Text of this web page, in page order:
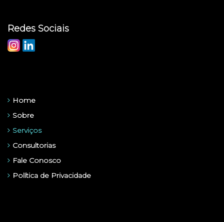
Redes Sociais
Home
Sobre
Serviços
Consultorias
Fale Conosco
Política de Privacidade